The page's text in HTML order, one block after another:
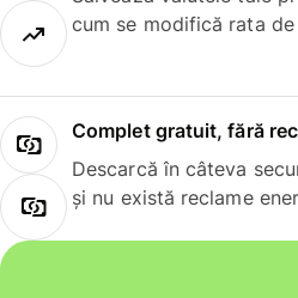
cum se modifică rata
Complet gratuit, fără
Descarcă în câteva
și nu există reclame